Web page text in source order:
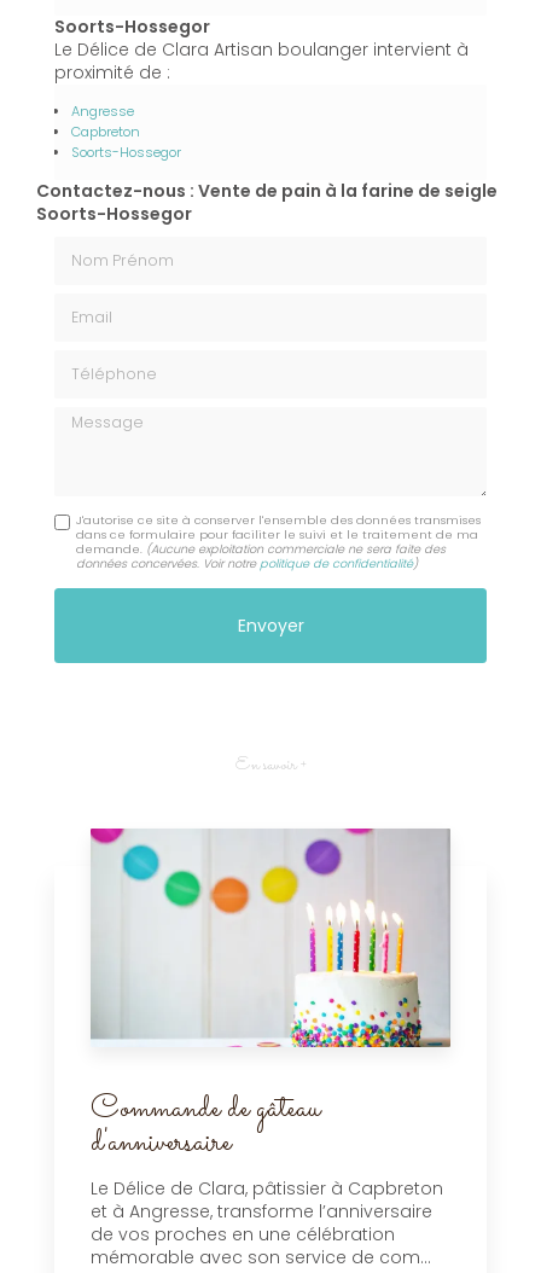
Soorts-Hossegor
Le Délice de Clara Artisan boulanger intervient à
proximité de :
Angresse
Capbreton
Soorts-Hossegor
Contactez-nous : Vente de pain à la farine de seigle
Soorts-Hossegor
Message
J'autorise ce site à conserver l'ensemble des données transmises
dans ce formulaire pour faciliter le suivi et le traitement de ma
demande. (Aucune exploitation commerciale ne sera faite des
données concervées. Voir notre politique de confidentialité)
En savoir +
Commande de gâteau
d'anniversaire
Le Délice de Clara, pâtissier à Capbreton
et à Angresse, transforme l’anniversaire
de vos proches en une célébration
mémorable avec son service de com...